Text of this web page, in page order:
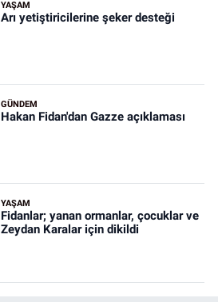
YAŞAM
Arı yetiştiricilerine şeker desteği
GÜNDEM
Hakan Fidan'dan Gazze açıklaması
YAŞAM
Fidanlar; yanan ormanlar, çocuklar ve
Zeydan Karalar için dikildi